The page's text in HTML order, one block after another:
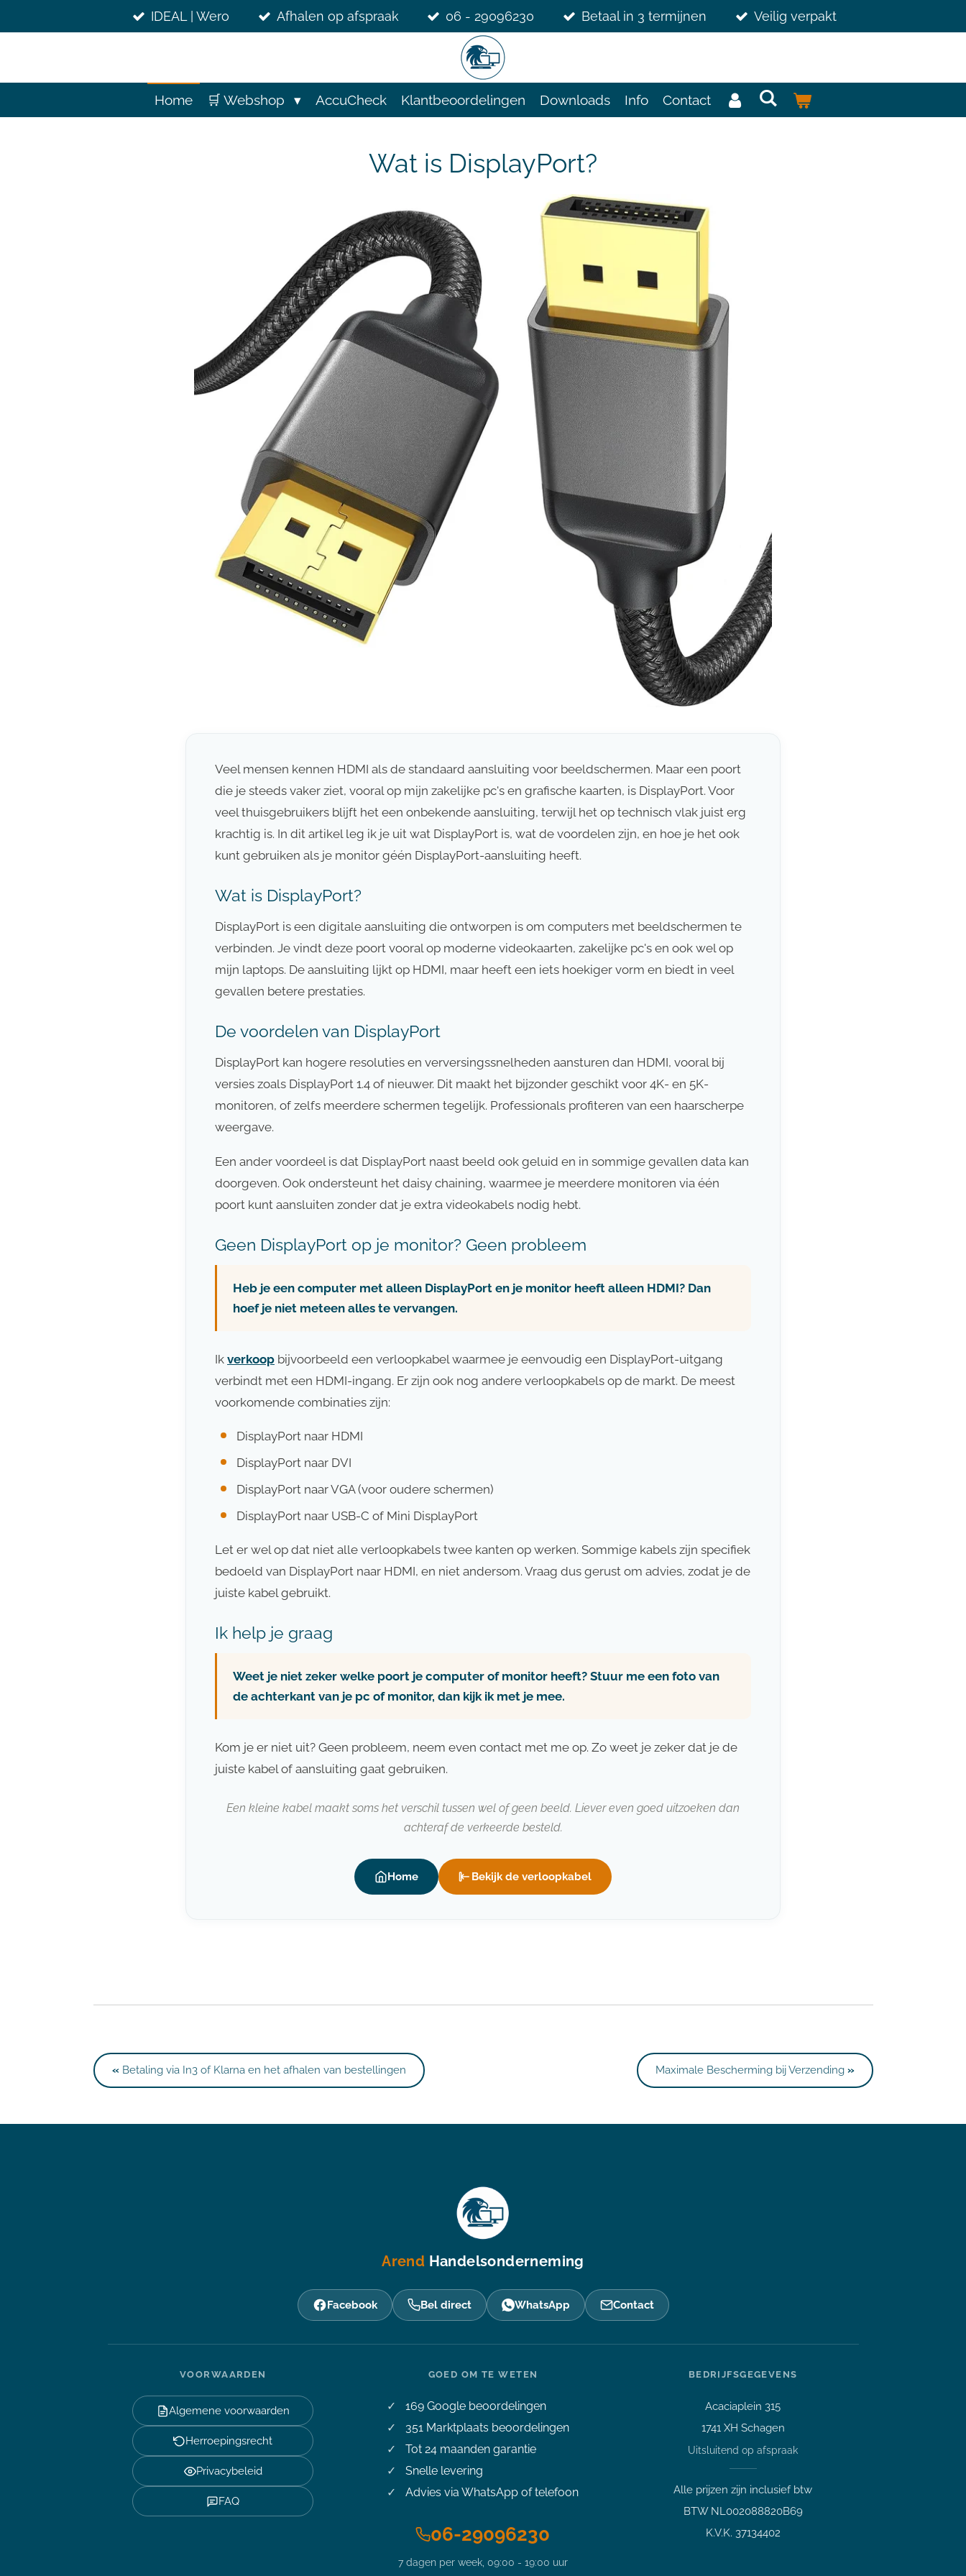
direct
IDEAL | Wero Afhalen op afspraak 06 - 29096230 Betaal in 3 termijnen Veilig verpakt
Home 🛒 Webshop AccuCheck Klantbeoordelingen Downloads Info Contact
Wat is DisplayPort?
Veel mensen kennen HDMI als de standaard aansluiting voor beeldschermen. Maar een poort
die je steeds vaker ziet, vooral op mijn zakelijke pc's en grafische kaarten, is DisplayPort. Voor
veel thuisgebruikers blijft het een onbekende aansluiting, terwijl het op technisch vlak juist erg
krachtig is. In dit artikel leg ik je uit wat DisplayPort is, wat de voordelen zijn, en hoe je het ook
kunt gebruiken als je monitor géén DisplayPort-aansluiting heeft.
Wat is DisplayPort?
DisplayPort is een digitale aansluiting die ontworpen is om computers met beeldschermen te
verbinden. Je vindt deze poort vooral op moderne videokaarten, zakelijke pc's en ook wel op
mijn laptops. De aansluiting lijkt op HDMI, maar heeft een iets hoekiger vorm en biedt in veel
gevallen betere prestaties.
De voordelen van DisplayPort
DisplayPort kan hogere resoluties en verversingssnelheden aansturen dan HDMI, vooral bij
versies zoals DisplayPort 1.4 of nieuwer. Dit maakt het bijzonder geschikt voor 4K- en 5K-
monitoren, of zelfs meerdere schermen tegelijk. Professionals profiteren van een haarscherpe
weergave.
Een ander voordeel is dat DisplayPort naast beeld ook geluid en in sommige gevallen data kan
doorgeven. Ook ondersteunt het daisy chaining, waarmee je meerdere monitoren via één
poort kunt aansluiten zonder dat je extra videokabels nodig hebt.
Geen DisplayPort op je monitor? Geen probleem
Heb je een computer met alleen DisplayPort en je monitor heeft alleen HDMI? Dan
hoef je niet meteen alles te vervangen.
Ik verkoop bijvoorbeeld een verloopkabel waarmee je eenvoudig een DisplayPort-uitgang
verbindt met een HDMI-ingang. Er zijn ook nog andere verloopkabels op de markt. De meest
voorkomende combinaties zijn:
DisplayPort naar HDMI
DisplayPort naar DVI
DisplayPort naar VGA (voor oudere schermen)
DisplayPort naar USB-C of Mini DisplayPort
Let er wel op dat niet alle verloopkabels twee kanten op werken. Sommige kabels zijn specifiek
bedoeld van DisplayPort naar HDMI, en niet andersom. Vraag dus gerust om advies, zodat je de
juiste kabel gebruikt.
Ik help je graag
Weet je niet zeker welke poort je computer of monitor heeft? Stuur me een foto van
de achterkant van je pc of monitor, dan kijk ik met je mee.
Kom je er niet uit? Geen probleem, neem even contact met me op. Zo weet je zeker dat je de
juiste kabel of aansluiting gaat gebruiken.
Een kleine kabel maakt soms het verschil tussen wel of geen beeld. Liever even goed uitzoeken dan
achteraf de verkeerde besteld.
Home Bekijk de verloopkabel
« Betaling via In3 of Klarna en het afhalen van bestellingen Maximale Bescherming bij Verzending»
Arend Handelsonderneming
Facebook Bel direct WhatsApp Contact
VOORWAARDEN
Algemene voorwaarden
Herroepingsrecht
Privacybeleid
FAQ
GOED OM TE WETEN
169 Google beoordelingen
351 Marktplaats beoordelingen
Tot 24 maanden garantie
Snelle levering
Advies via WhatsApp of telefoon
06-29096230
7 dagen per week, 09:00 - 19:00 uur
BEDRIJFSGEGEVENS
Acaciaplein 315
1741 XH Schagen
Uitsluitend op afspraak
Alle prijzen zijn inclusief btw
BTW NL002088820B69
K.V.K. 37134402
Welk apparaat past bij mij?
Afhalen of bezichtigen